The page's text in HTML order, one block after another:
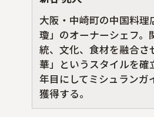
大阪・中崎町の中国料理
瓊」のオーナーシェフ。
統、文化、食材を融合さ
華」というスタイルを確
年目にしてミシュランガ
獲得する。